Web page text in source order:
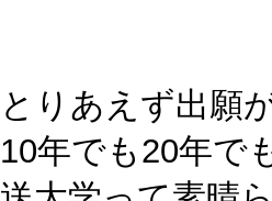
とりあえず出願
10年でも20年で